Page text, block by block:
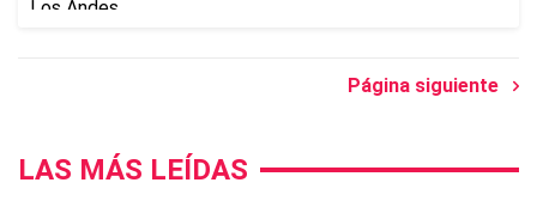
Página siguiente
LAS MÁS LEÍDAS